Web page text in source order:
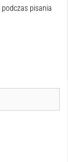
pisania